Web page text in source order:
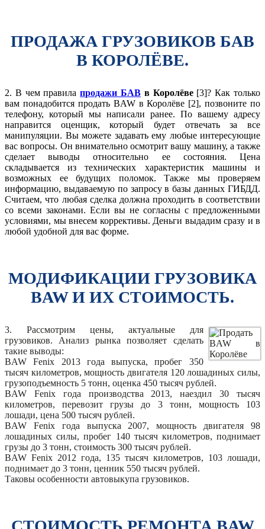
ПРОДАЖА ГРУЗОВИКОВ БАВ
В КОРОЛЁВЕ.
2. В чем правилапродажи БАВ в Королёве[3]? Как только
вам понадобится продать BAW в Королёве [2], позвоните по
телефону, который мы написали ранее. По вашему адресу
направится оценщик, который будет отвечать за все
манипуляции. Вы можете задавать ему любые интересующие
вас вопросы. Он внимательно осмотрит вашу машину, а также
сделает выводы относительно ее состояния. Цена
складывается из технических характеристик машины и
возможных ее будущих поломок. Также мы проверяем
информацию, выдаваемую по запросу в базы данных ГИБДД.
Считаем, что любая сделка должна проходить в соответствии
со всеми законами. Если вы не согласны с предложенными
условиями, мы внесем коррективы. Деньги выдадим сразу и в
любой удобной для вас форме.
МОДИФИКАЦИИ ГРУЗОВИКА
BAW И ИХ СТОИМОСТЬ.
3. Рассмотрим цены, актуальные для
грузовиков. Анализ рынка позволяет сделать
такие выводы:
BAW Fenix 2013 года выпуска, пробег 350
тысяч километров, мощность двигателя 120 лошадиных силы,
грузоподъемность 5 тонн, оценка 450 тысяч рублей.
BAW Fenix года производства 2013, наездил 30 тысяч
километров, перевозит грузы до 3 тонн, мощность 103
лошади, цена 500 тысяч рублей.
BAW Fenix года выпуска 2007, мощность двигателя 98
лошадиных силы, пробег 140 тысяч километров, поднимает
грузы до 3 тонн, стоимость 300 тысяч рублей.
BAW Fenix 2012 года, 135 тысяч километров, 103 лошади,
поднимает до 3 тонн, ценник 550 тысяч рублей.
Таковы особенности автовыкупа грузовиков.